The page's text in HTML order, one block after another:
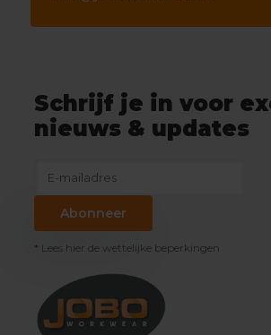
Schrijf je in voor
nieuws & updates
Abonneer
* Lees hier de wettelijke beperkingen